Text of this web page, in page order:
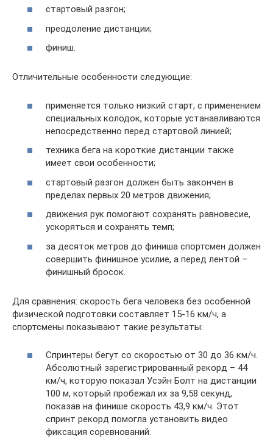
стартовый разгон;
преодоление дистанции;
финиш.
Отличительные особенности следующие:
применяется только низкий старт, с применением
специальных колодок, которые устанавливаются
непосредственно перед стартовой линией;
техника бега на короткие дистанции также
имеет свои особенности;
стартовый разгон должен быть закончен в
пределах первых 20 метров движения;
движения рук помогают сохранять равновесие,
ускоряться и сохранять темп;
за десяток метров до финиша спортсмен должен
совершить финишное усилие, а перед лентой –
финишный бросок.
Для сравнения: скорость бега человека без особенной
физической подготовки составляет 15-16 км/ч, а
спортсмены показывают такие результаты:
Спринтеры бегут со скоростью от 30 до 36 км/ч.
Абсолютный зарегистрированный рекорд – 44
км/ч, которую показал Усэйн Болт на дистанции
100 м, который пробежал их за 9,58 секунд,
показав на финише скорость 43,9 км/ч. Этот
спринт рекорд помогла установить видео
фиксация соревнований.